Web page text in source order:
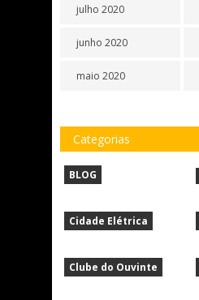
julho 2020
junho 2020
maio 2020
Categorias
BLOG
Cidade Elétrica
Clube do Ouvinte